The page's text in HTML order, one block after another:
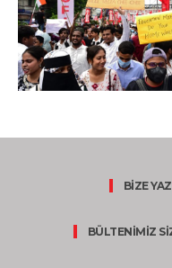
BİZE
BÜLTENİMİZ